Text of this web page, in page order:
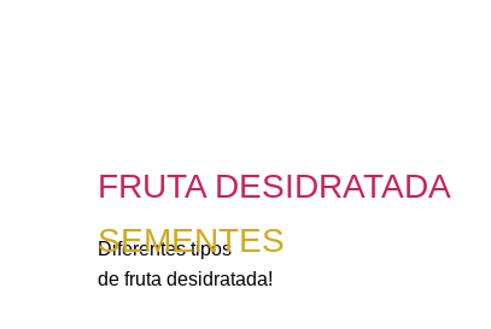
FRUTA DESIDRATADA
Diferentes tipos
de fruta desidratada!
SEMENTES